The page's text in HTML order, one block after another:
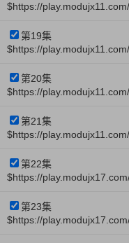
$https://
第19集
$https://
第20集
$https://
第21集
$https://
第22集
$https://
第23集
$https://